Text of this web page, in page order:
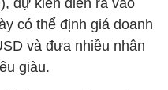
dự kiến diễn ra vào
có thể định giá doanh
và đưa nhiều nhân
giàu.